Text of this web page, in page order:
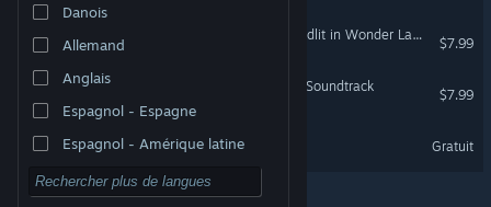
Danois
Allemand
Anglais
Espagnol - Espagne
Espagnol - Amérique latine
Record of Lodoss War-Deedlit in Wonder Labyrinth- Original Soundtrack
$7.99
BLADECHIMERA - Original Soundtrack
$7.99
BLADECHIMERA Demo
Gratuit